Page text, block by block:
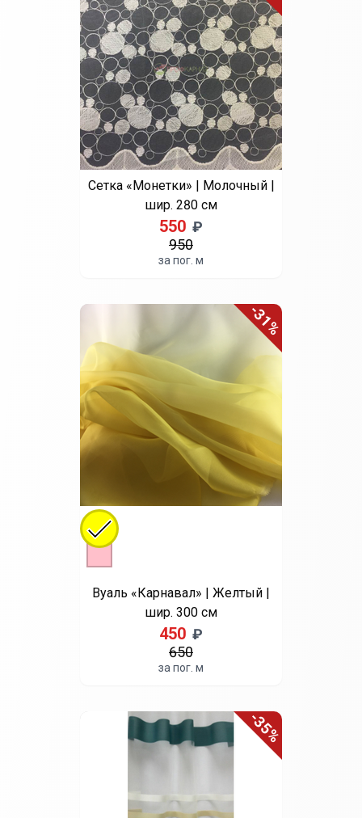
Красный
Молочный
Оранжевый
Св. желтый
Св. зеленый
Св. коричневый
Св. розовый
Синий
Сиреневый
Вуаль однотонная | Серый |
шир. 300 см
₽
за пог. м
-17%
Выберите цвет
Бежевый
Мята
Хаки
шир. 300 см